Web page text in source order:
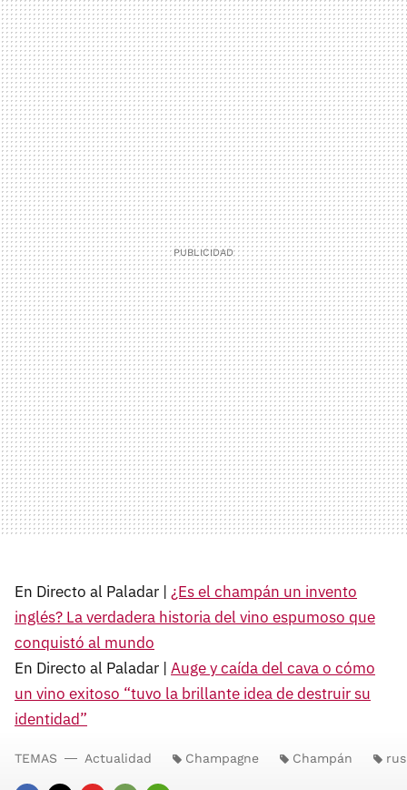
En Directo al Paladar | ¿Es el champán un invento
inglés? La verdadera historia del vino espumoso que
conquistó al mundo
En Directo al Paladar | Auge y caída del cava o cómo
un vino exitoso “tuvo la brillante idea de destruir su
identidad”
TEMAS Actualidad Champagne Champán